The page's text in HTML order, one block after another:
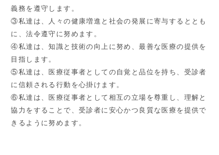
義務を遵守します。
③私達は、人々の健康増進と社会の発展に寄与するととも
に、法令遵守に努めます。
④私達は、知識と技術の向上に努め、最善な医療の提供を
目指します。
⑤私達は、医療従事者としての自覚と品位を持ち、受診者
に信頼される行動を心掛けます。
⑥私達は、医療従事者として相互の立場を尊重し、理解と
協力をすることで、受診者に安心かつ良質な医療を提供で
きるように努めます。